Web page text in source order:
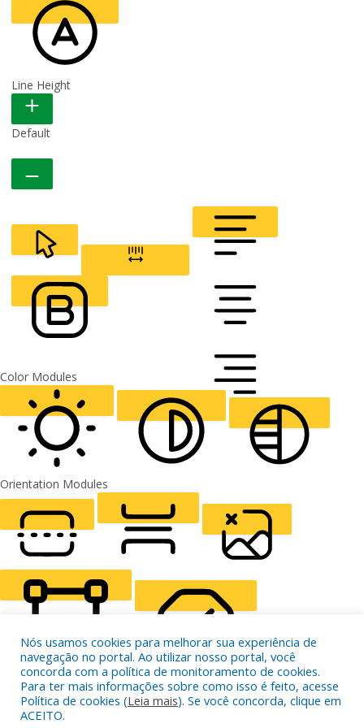
READABLE FONT
Line Height
Default
CURSOR
ALIGN TEXT
FONT WEIGHT
Color Modules
LIGHT CONTRAST HIGH CONTRAST
Orientation Modules
READING LINE READING MASK HIDE IMAGES
HIGHLIGHT CONTENT STOP ANIMATIONS
Nós usamos cookies para melhorar sua experiência de
navegação no portal. Ao utilizar nosso portal, você
concorda com a política de monitoramento de cookies.
Para ter mais informações sobre como isso é feito, acesse
Política de cookies (Leia mais). Se você concorda, clique em
ACEITO.